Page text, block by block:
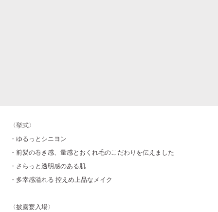
〈挙式〉
・ゆるっとシニヨン
・前髪の巻き感、量感とおくれ毛のこだわりを伝えました
・さらっと透明感のある肌
・多幸感溢れる 控えめ上品なメイク
〈披露宴入場〉